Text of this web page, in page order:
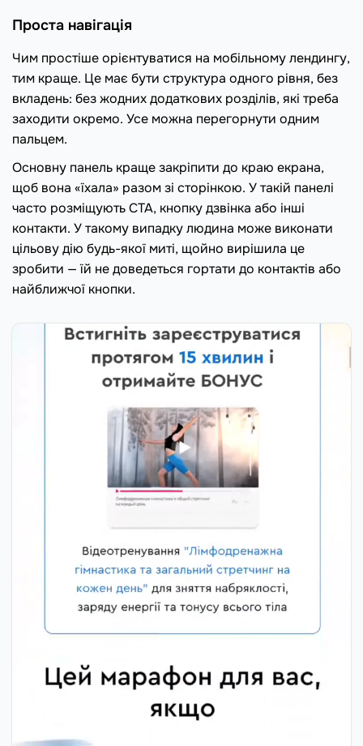
Проста навігація
Чим простіше орієнтуватися на мобільному лендингу,
тим краще. Це має бути структура одного рівня, без
вкладень: без жодних додаткових розділів, які треба
заходити окремо. Усе можна перегорнути одним
пальцем.
Основну панель краще закріпити до краю екрана,
щоб вона «їхала» разом зі сторінкою. У такій панелі
часто розміщують СТА, кнопку дзвінка або інші
контакти. У такому випадку людина може виконати
цільову дію будь-якої миті, щойно вирішила це
зробити — їй не доведеться гортати до контактів або
найближчої кнопки.